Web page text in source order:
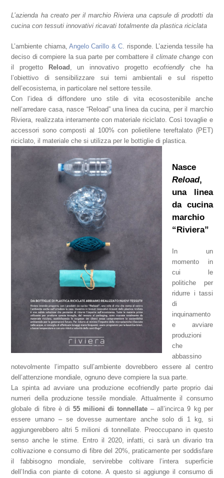
L’azienda ha creato per il marchio Riviera una capsule di prodotti da
cucina con tessuti innovativi ricavati totalmente da plastica riciclata
L’ambiente chiama,Angelo Carillo & C. risponde. L’azienda tessile ha
deciso di compiere la sua parte per combattere il climate change con
il progetto
Reload , un innovativo progettoecofriendly che ha
l’obiettivo di sensibilizzare sui temi ambientali e sul rispetto
dell’ecosistema, in particolare nel settore tessile.
Con l’idea di diffondere uno stile di vita ecosostenibile anche
nell’arredare casa, nasce “Reload” una linea da cucina, per il marchio
Riviera, realizzata interamente con materiale riciclato. Così tovaglie e
accessori sono composti al 100% con polietilene tereftalato (PET)
riciclato, il materiale che si utilizza per le bottiglie di plastica.
Nasce
Reload,
una linea
da cucina
marchio
“Riviera”
In un
momento in
cui le
politiche per
ridurre i tassi
di
inquinamento
e avviare
produzioni
che
abbassino
notevolmente l’impatto sull’ambiente dovrebbero essere al centro
dell’attenzione mondiale, ognuno deve compiere la sua parte.
La spinta ad avviare una produzione ecofriendly parte proprio dai
numeri della produzione tessile mondiale. Attualmente il consumo
globale di fibre è di 55 milioni di tonnellate – all’incirca 9 kg per
essere umano – se dovesse aumentare anche solo di 1 kg, si
aggiungerebbero altri 5 milioni di tonnellate. Preoccupano in questo
senso anche le stime. Entro il 2020, infatti, ci sarà un divario tra
coltivazione e consumo di fibre del 20%, praticamente per soddisfare
il fabbisogno mondiale, servirebbe coltivare l’intera superficie
dell’India con piante di cotone. A questo si aggiunge il consumo di